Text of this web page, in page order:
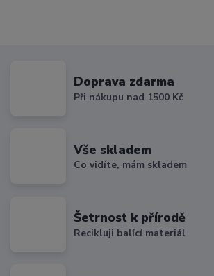
Doprava zdarma
Při nákupu nad 1500 Kč
Vše skladem
Co vidíte, mám skladem
Šetrnost k přírodě
Recikluji balící materiál